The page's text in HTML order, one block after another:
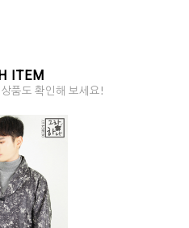
ITEM
품도 확인해 보세요!